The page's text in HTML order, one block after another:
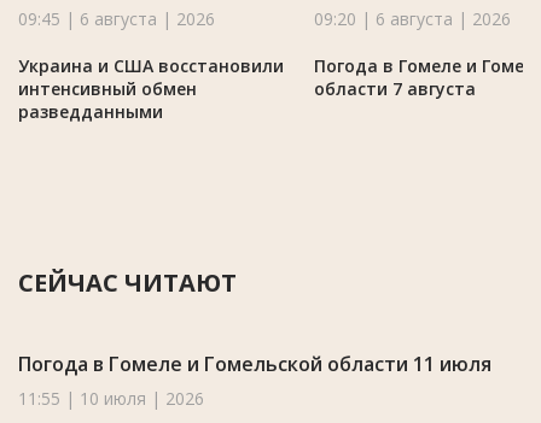
09:45 | 6 августа | 2026
Украина и США восстановили
интенсивный обмен
разведданными
09:20 | 6 августа | 2026
Погода в Гомеле и
области 7 августа
СЕЙЧАС ЧИТАЮТ
Погода в Гомеле и Гомельской области 11 июля
11:55 | 10 июля | 2026